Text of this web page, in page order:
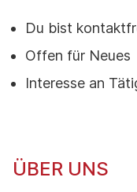
Du bist
Offen für Neues
Interesse an
ÜBER UNS